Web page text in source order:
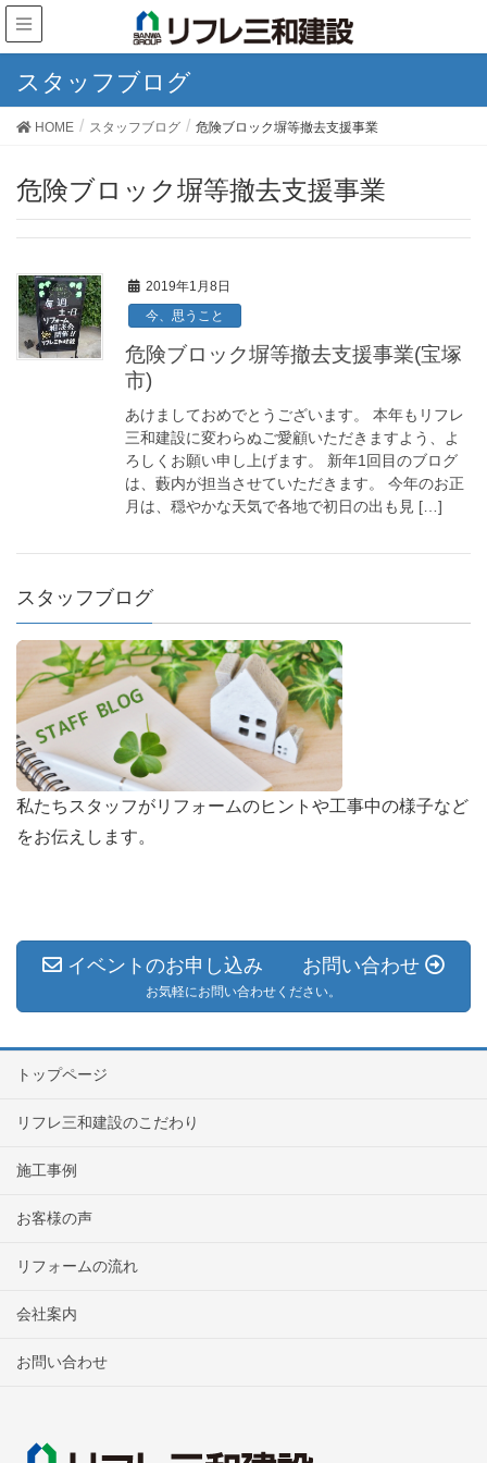
スタッフブログ
HOME スタッフブログ 危険ブロック塀等撤去支援事業
危険ブロック塀等撤去支援事業
2019年1月8日
今、思うこと
危険ブロック塀等撤去支援事業(宝塚
市)
あけましておめでとうございます。 本年もリフレ
三和建設に変わらぬご愛顧いただきますよう、よ
ろしくお願い申し上げます。 新年1回目のブログ
は、藪内が担当させていただきます。 今年のお正
月は、穏やかな天気で各地で初日の出も見 […]
スタッフブログ
私たちスタッフがリフォームのヒントや工事中の様子など
をお伝えします。
イベントのお申し込み お問い合わせ
お気軽にお問い合わせください。
トップページ
リフレ三和建設のこだわり
施工事例
お客様の声
リフォームの流れ
会社案内
お問い合わせ